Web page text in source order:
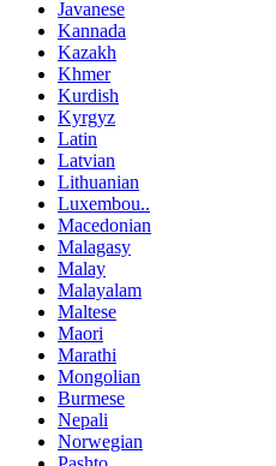
Javanese
Kannada
Kazakh
Khmer
Kurdish
Kyrgyz
Latin
Latvian
Lithuanian
Luxembou..
Macedonian
Malagasy
Malay
Malayalam
Maltese
Maori
Marathi
Mongolian
Burmese
Nepali
Norwegian